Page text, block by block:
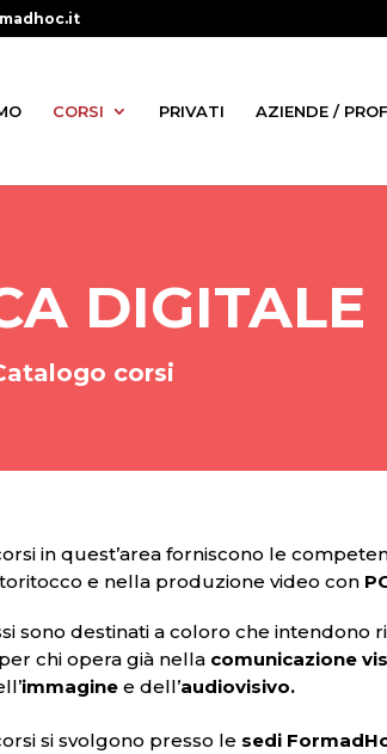
CORSI PRIVATI AZIENDE /
DIGITALE
corsi
in quest’area forniscono le
e nella produzione video con
sono destinati a coloro che intendono
chi opera già nella comunicazione
immagine e dell’audiovisivo.
si svolgono presso le sedi